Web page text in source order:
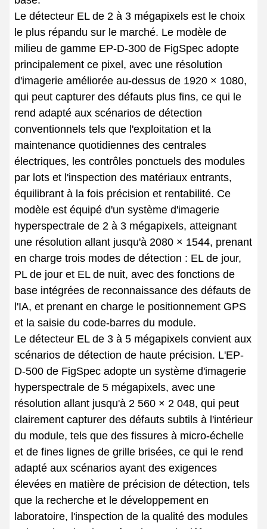
Le détecteur EL de 2 à 3 mégapixels est le choix
le plus répandu sur le marché. Le modèle de
milieu de gamme EP-D-300 de FigSpec adopte
principalement ce pixel, avec une résolution
d'imagerie améliorée au-dessus de 1920 × 1080,
qui peut capturer des défauts plus fins, ce qui le
rend adapté aux scénarios de détection
conventionnels tels que l'exploitation et la
maintenance quotidiennes des centrales
électriques, les contrôles ponctuels des modules
par lots et l'inspection des matériaux entrants,
équilibrant à la fois précision et rentabilité. Ce
modèle est équipé d'un système d'imagerie
hyperspectrale de 2 à 3 mégapixels, atteignant
une résolution allant jusqu'à 2080 × 1544, prenant
en charge trois modes de détection : EL de jour,
PL de jour et EL de nuit, avec des fonctions de
base intégrées de reconnaissance des défauts de
l'IA, et prenant en charge le positionnement GPS
et la saisie du code-barres du module.
Le détecteur EL de 3 à 5 mégapixels convient aux
scénarios de détection de haute précision. L'EP-
D-500 de FigSpec adopte un système d'imagerie
hyperspectrale de 5 mégapixels, avec une
résolution allant jusqu'à 2 560 × 2 048, qui peut
clairement capturer des défauts subtils à l'intérieur
du module, tels que des fissures à micro-échelle
et de fines lignes de grille brisées, ce qui le rend
adapté aux scénarios ayant des exigences
élevées en matière de précision de détection, tels
que la recherche et le développement en
laboratoire, l'inspection de la qualité des modules